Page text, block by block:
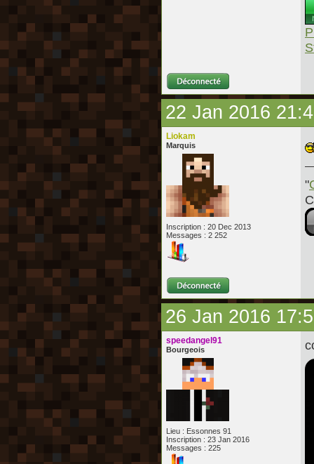
22 Jan 2016
Liokam
Marquis
Inscription : 20 Dec 2013
Messages : 2 252
"
26 Jan 2016
speedangel91
Bourgeois
Lieu : Essonnes 91
Inscription : 23 Jan 2016
Messages : 225